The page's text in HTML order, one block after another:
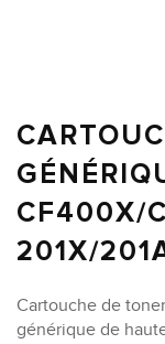
CF400X/
201X/
Cartouche de
générique de